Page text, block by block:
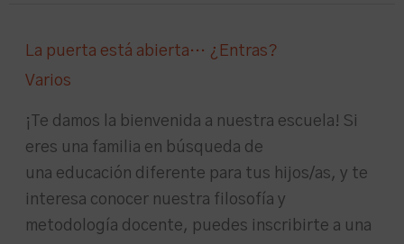
La puerta está abierta… ¿Entras?
Varios
¡Te damos la bienvenida a nuestra escuela! Si
eres una familia en búsqueda de
una educación diferente para tus hijos/as, y te
interesa conocer nuestra filosofía y
metodología docente, puedes inscribirte a una
La
abierta…
¿Entras?